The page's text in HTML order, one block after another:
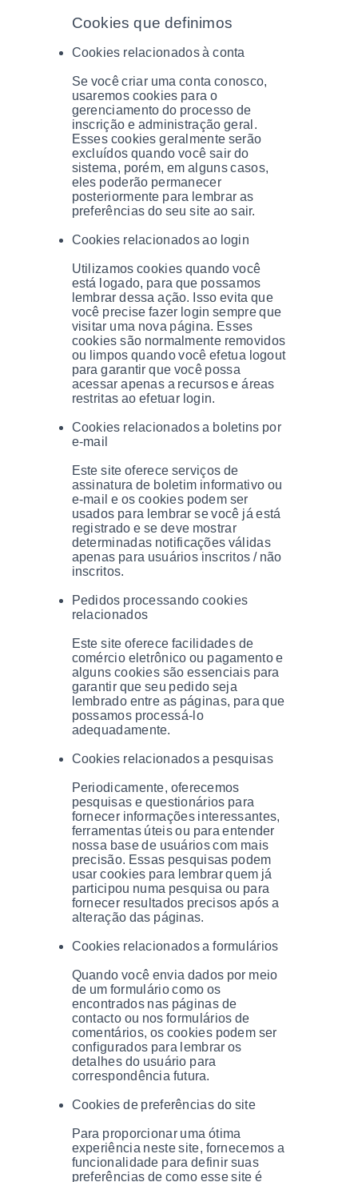
Cookies que definimos
Cookies relacionados à conta
Se você criar uma conta conosco,
usaremos cookies para o
gerenciamento do processo de
inscrição e administração geral.
Esses cookies geralmente serão
excluídos quando você sair do
sistema, porém, em alguns casos,
eles poderão permanecer
posteriormente para lembrar as
preferências do seu site ao sair.
Cookies relacionados ao login
Utilizamos cookies quando você
está logado, para que possamos
lembrar dessa ação. Isso evita que
você precise fazer login sempre que
visitar uma nova página. Esses
cookies são normalmente removidos
ou limpos quando você efetua logout
para garantir que você possa
acessar apenas a recursos e áreas
restritas ao efetuar login.
Cookies relacionados a boletins por
e-mail
Este site oferece serviços de
assinatura de boletim informativo ou
e-mail e os cookies podem ser
usados ​​para lembrar se você já está
registrado e se deve mostrar
determinadas notificações válidas
apenas para usuários inscritos / não
inscritos.
Pedidos processando cookies
relacionados
Este site oferece facilidades de
comércio eletrônico ou pagamento e
alguns cookies são essenciais para
garantir que seu pedido seja
lembrado entre as páginas, para que
possamos processá-lo
adequadamente.
Cookies relacionados a pesquisas
Periodicamente, oferecemos
pesquisas e questionários para
fornecer informações interessantes,
ferramentas úteis ou para entender
nossa base de usuários com mais
precisão. Essas pesquisas podem
usar cookies para lembrar quem já
participou numa pesquisa ou para
fornecer resultados precisos após a
alteração das páginas.
Cookies relacionados a formulários
Quando você envia dados por meio
de um formulário como os
encontrados nas páginas de
contacto ou nos formulários de
comentários, os cookies podem ser
configurados para lembrar os
detalhes do usuário para
correspondência futura.
Cookies de preferências do site
Para proporcionar uma ótima
experiência neste site, fornecemos a
funcionalidade para definir suas
preferências de como esse site é